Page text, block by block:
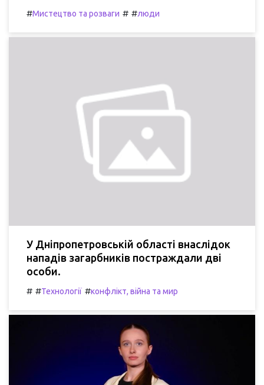
#Мистецтво та розваги # #люди
У Дніпропетровській області внаслідок
нападів загарбників постраждали дві
особи.
# #Технології #конфлікт, війна та мир